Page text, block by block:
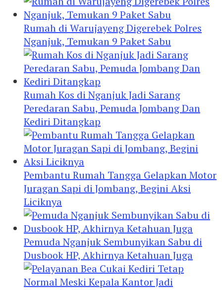
Rumah di Warujayeng Digerebek Polres
Nganjuk, Temukan 9 Paket Sabu
Rumah Kos di Nganjuk Jadi Sarang
Peredaran Sabu, Pemuda Jombang Dan
Kediri Ditangkap
Pembantu Rumah Tangga Gelapkan Motor
Juragan Sapi di Jombang, Begini Aksi
Liciknya
Pemuda Nganjuk Sembunyikan Sabu di
Dusbook HP, Akhirnya Ketahuan Juga